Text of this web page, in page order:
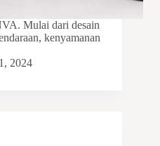
Mulai dari desain
kenyamanan
2024